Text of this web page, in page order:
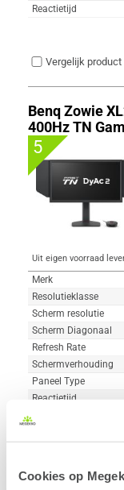
Cookies op
Reactietijd
Vergelijk product
Benq Zowie
400Hz TN
5
Uit eigen voorraad
Merk
Resolutieklasse
Scherm resolutie
Scherm Diagonaal
Refresh Rate
Schermverhouding
Paneel Type
Reactietijd